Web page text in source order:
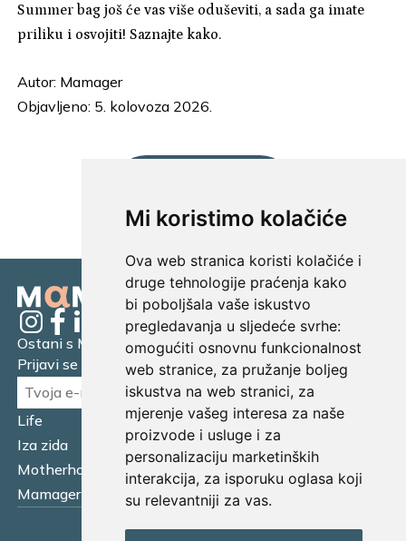
Mi koristimo kolačiće
Ova web stranica koristi kolačiće i
druge tehnologije praćenja kako
bi poboljšala vaše iskustvo
pregledavanja u sljedeće svrhe:
omogućiti osnovnu funkcionalnost
web stranice, za pružanje boljeg
iskustva na web stranici, za
mjerenje vašeg interesa za naše
proizvode i usluge i za
personalizaciju marketinških
interakcija, za isporuku oglasa koji
su relevantniji za vas.
Summer bag još će vas više oduševiti, a sada ga imate
priliku i osvojiti! Saznajte kako.
Autor: Mamager
Objavljeno: 5. kolovoza 2026.
Life
Financijska pismenost
Iza zida
Business
Motherhood
Tatager
Mamager Intervju
Multitasking kitchen
Ostani s Mamagerom
Prijavi se na naš newsletter.